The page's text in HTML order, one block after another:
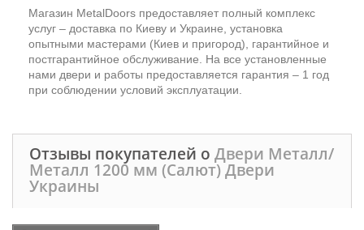
Магазин MetalDoors предоставляет полный комплекс
услуг – доставка по Киеву и Украине, установка
опытными мастерами (Киев и пригород), гарантийное и
постгарантийное обслуживание. На все установленные
нами двери и работы предоставляется гарантия – 1 год
при соблюдении условий эксплуатации.
Отзывы покупателей о Двери Металл/
Металл 1200 мм (Салют) Двери
Украины